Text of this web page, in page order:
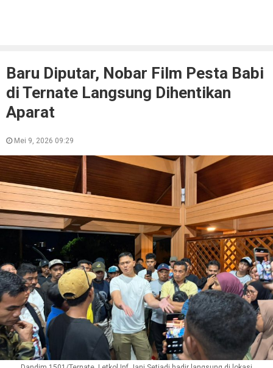
Baru Diputar, Nobar Film Pesta Babi
di Ternate Langsung Dihentikan
Aparat
Mei 9, 2026 09:29